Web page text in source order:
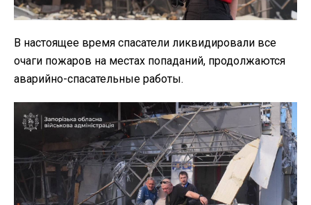
В настоящее время спасатели ликвидировали все
очаги пожаров на местах попаданий, продолжаются
аварийно-спасательные работы.